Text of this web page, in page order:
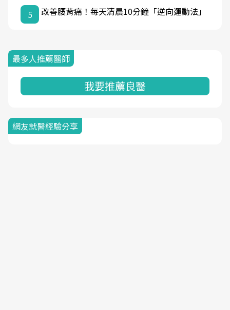
5 改善腰背痛！每天清晨10分鐘「逆向運動法」
最多人推薦醫師
我要推薦良醫
網友就醫經驗分享